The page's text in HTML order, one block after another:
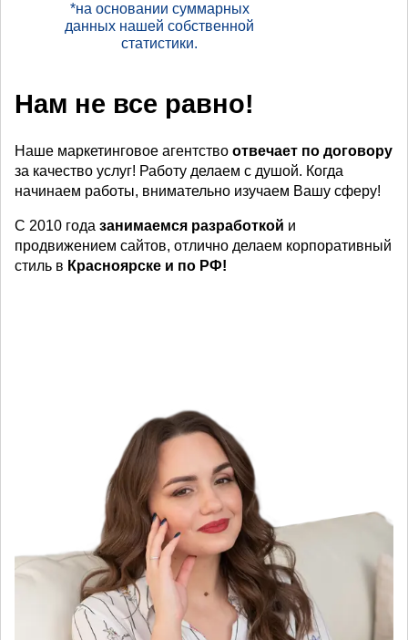
*на основании суммарных
данных нашей собственной
статистики.
Нам не все равно!
Наше маркетинговое агентство отвечает по договору
за качество услуг! Работу делаем с душой. Когда
начинаем работы, внимательно изучаем Вашу сферу!
С 2010 года занимаемся разработкой и
продвижением сайтов, отлично делаем корпоративный
стиль в Красноярске и по РФ!